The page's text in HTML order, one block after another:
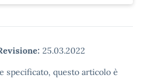
25.03.2022
specificato, questo articolo è